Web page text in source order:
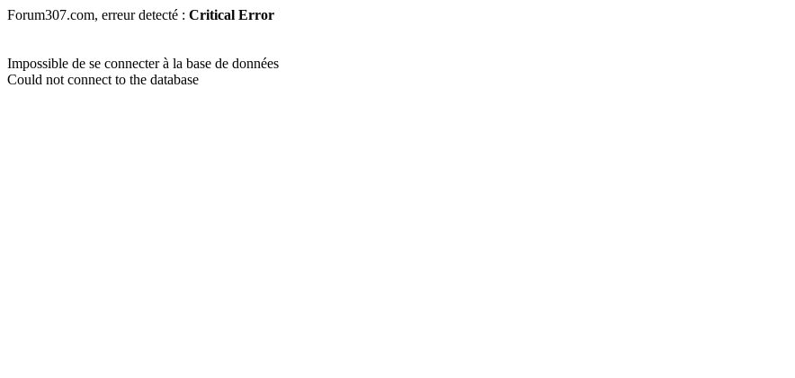
Forum307.com, erreur detecté : Critical Error
Impossible de se connecter à la base de données
Could not connect to the database